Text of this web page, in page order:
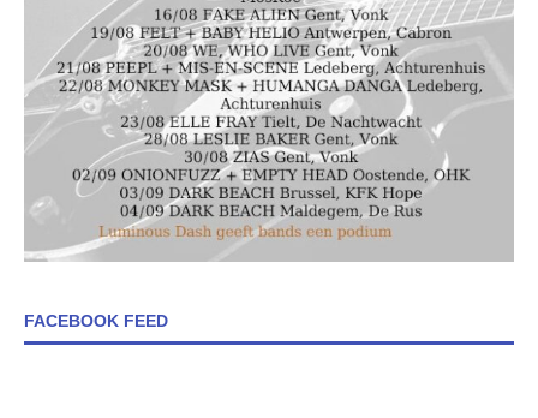
FACEBOOK FEED